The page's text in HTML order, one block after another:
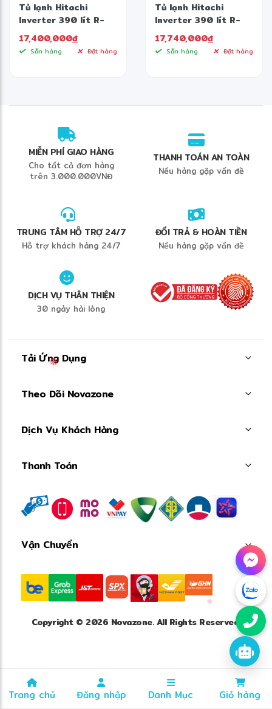
Tủ lạnh Hitachi
Inverter 390 lít R-
FVY510PGV0 GBK
17,400,000đ
Sẵn hàng Đặt hàng
Tủ lạnh Hitachi
Inverter 390 lít R-
FVY510PGV0 GMG
17,740,000đ
Sẵn hàng Đặt hàng
MIỄN PHÍ GIAO HÀNG
Cho tất cả đơn hàng
trên 3.000.000VNĐ
THANH TOÁN AN TOÀN
Nếu hàng gặp vấn đề
TRUNG TÂM HỖ TRỢ 24/7
Hỗ trợ khách hàng 24/7
ĐỔI TRẢ & HOÀN TIỀN
Nếu hàng gặp vấn đề
DỊCH VỤ THÂN THIỆN
30 ngày hài lòng
Tải Ứng Dụng
Theo Dõi Novazone
Dịch Vụ Khách Hàng
Thanh Toán
Vận Chuyển
Copyright © 2026 Novazone. All Rights Reserved.
Trang chủ Đăng nhập Danh Mục Giỏ hàng
❋